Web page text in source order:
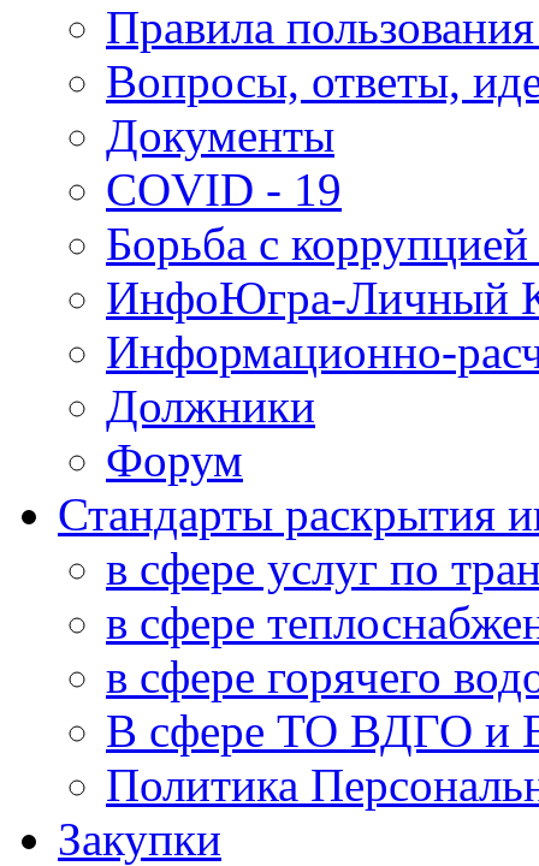
Правила
Вопросы, ответы,
Документы
COVID - 19
Борьба с
ИнфоЮгра-Личный
Информационно-
Должники
Форум
Стандарты раскрытия
в сфере услуг по
в сфере
в сфере горячего
В сфере ТО ВДГО и
Политика
Закупки